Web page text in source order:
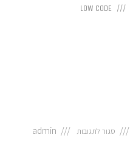
LOW CODE
סגור לתגובות admin